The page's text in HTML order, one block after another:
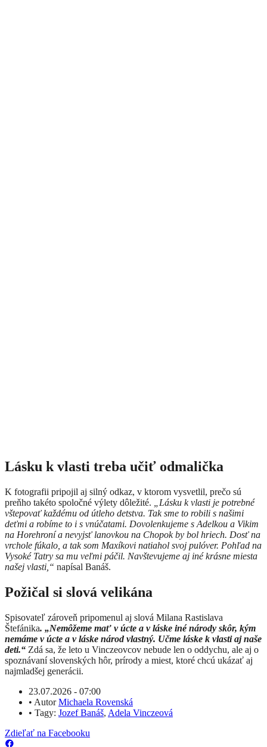
Lásku k vlasti treba učiť odmalička
K fotografii pripojil aj silný odkaz, v ktorom vysvetlil, prečo sú
preňho takéto spoločné výlety dôležité. „Lásku k vlasti je potrebné
vštepovať každému od útleho detstva. Tak sme to robili s našimi
deťmi a robíme to i s vnúčatami. Dovolenkujeme s Adelkou a Vikim
na Horehroní a nevyjsť lanovkou na Chopok by bol hriech. Dosť na
vrchole fúkalo, a tak som Maxíkovi natiahol svoj pulóver. Pohľad na
Vysoké Tatry sa mu veľmi páčil. Navštevujeme aj iné krásne miesta
našej vlasti,“ napísal Banáš.
Požičal si slová velikána
Spisovateľ zároveň pripomenul aj slová Milana Rastislava
Štefánika. „Nemôžeme mať v úcte a v láske iné národy skôr, kým
nemáme v úcte a v láske národ vlastný. Učme láske k vlasti aj naše
deti.“ Zdá sa, že leto u Vinczeovcov nebude len o oddychu, ale aj o
spoznávaní slovenských hôr, prírody a miest, ktoré chcú ukázať aj
najmladšej generácii.
23.07.2026 - 07:00
• AutorMichaela Rovenská
• Tagy: Jozef Banáš, Adela Vinczeová
Zdieľať na Facebooku